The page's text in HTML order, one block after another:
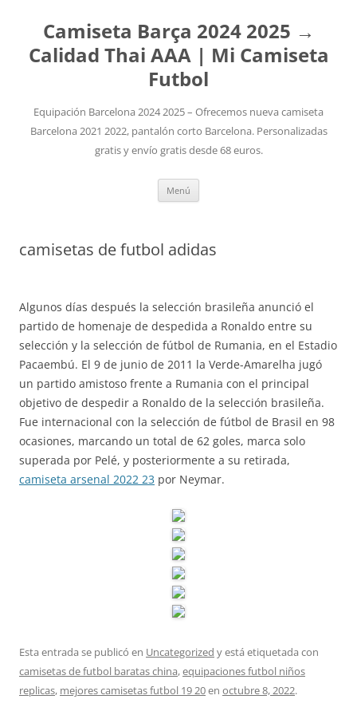
Camiseta Barça 2024 2025 →
Calidad Thai AAA | Mi Camiseta
Futbol
Equipación Barcelona 2024 2025 – Ofrecemos nueva camiseta
Barcelona 2021 2022, pantalón corto Barcelona. Personalizadas
gratis y envío gratis desde 68 euros.
Menú
camisetas de futbol adidas
Algunos días después la selección brasileña anunció el
partido de homenaje de despedida a Ronaldo entre su
selección y la selección de fútbol de Rumania, en el Estadio
Pacaembú. El 9 de junio de 2011 la Verde-Amarelha jugó
un partido amistoso frente a Rumania con el principal
objetivo de despedir a Ronaldo de la selección brasileña.
Fue internacional con la selección de fútbol de Brasil en 98
ocasiones, marcando un total de 62 goles, marca solo
superada por Pelé, y posteriormente a su retirada,
camiseta arsenal 2022 23 por Neymar.
Esta entrada se publicó en Uncategorized y está etiquetada con
camisetas de futbol baratas china,equipaciones futbol niños
replicas, mejores camisetas futbol 19 20en octubre 8, 2022.